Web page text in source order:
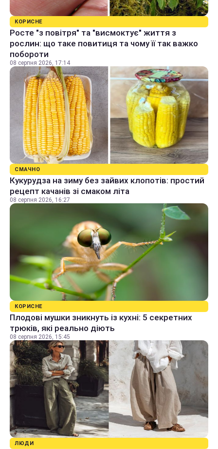
КОРИСНЕ
Росте "з повітря" та "висмоктує" життя з
рослин: що таке повитиця та чому її так важко
побороти
08 серпня 2026, 17:14
СМАЧНО
Кукурудза на зиму без зайвих клопотів: простий
рецепт качанів зі смаком літа
08 серпня 2026, 16:27
КОРИСНЕ
Плодові мушки зникнуть із кухні: 5 секретних
трюків, які реально діють
08 серпня 2026, 15:45
ЛЮДИ